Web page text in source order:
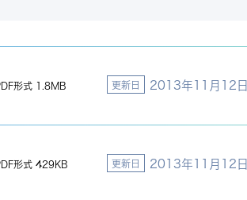
形式 1.8MB 更新日 2013年11月12日
形式 429KB 更新日 2013年11月12日